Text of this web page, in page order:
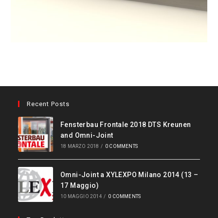
Recent Posts
Fensterbau Frontale 2018 DTS Kreunen
and Omni-Joint
18 MARZO 2018 / 0 COMMENTS
Omni-Joint a XYLEXPO Milano 2014 (13 –
17 Maggio)
10 MAGGIO 2014 / 0 COMMENTS